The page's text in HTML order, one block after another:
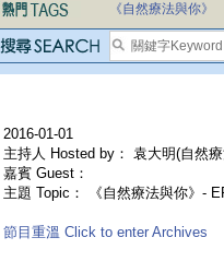
《自然療法與你》
2016-01-01
主持人 Hosted by： 袁大明(自然
嘉賓 Guest：
主題 Topic： 《自然療法與你》-
節目重溫 Click to enter Archives